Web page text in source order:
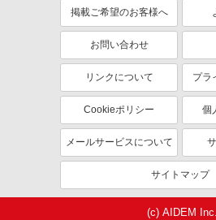
掲載ご希望のお客様へ
お問い合わせ
リンクについて プラ
Cookieポリシー 個
メールサービスについて
サイトマップ
(c) AIDEM Inc.